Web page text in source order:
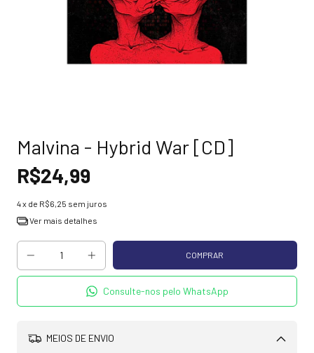
Malvina - Hybrid War [CD]
R$24,99
4x de R$6,25 sem juros
Ver mais detalhes
Consulte-nos pelo WhatsApp
MEIOS DE ENVIO